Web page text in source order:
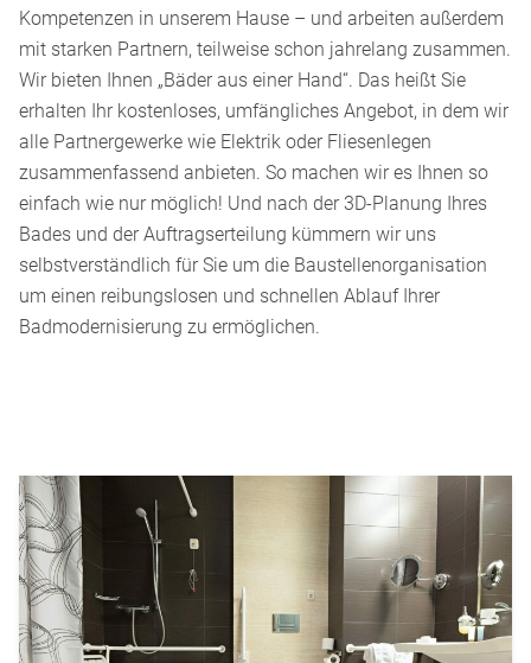
Kompetenzen in unserem Hause – und arbeiten außerdem
mit starken Partnern, teilweise schon jahrelang zusammen.
Wir bieten Ihnen „Bäder aus einer Hand“. Das heißt Sie
erhalten Ihr kostenloses, umfängliches Angebot, in dem wir
alle Partnergewerke wie Elektrik oder Fliesenlegen
zusammenfassend anbieten. So machen wir es Ihnen so
einfach wie nur möglich! Und nach der 3D-Planung Ihres
Bades und der Auftragserteilung kümmern wir uns
selbstverständlich für Sie um die Baustellenorganisation
um einen reibungslosen und schnellen Ablauf Ihrer
Badmodernisierung zu ermöglichen.